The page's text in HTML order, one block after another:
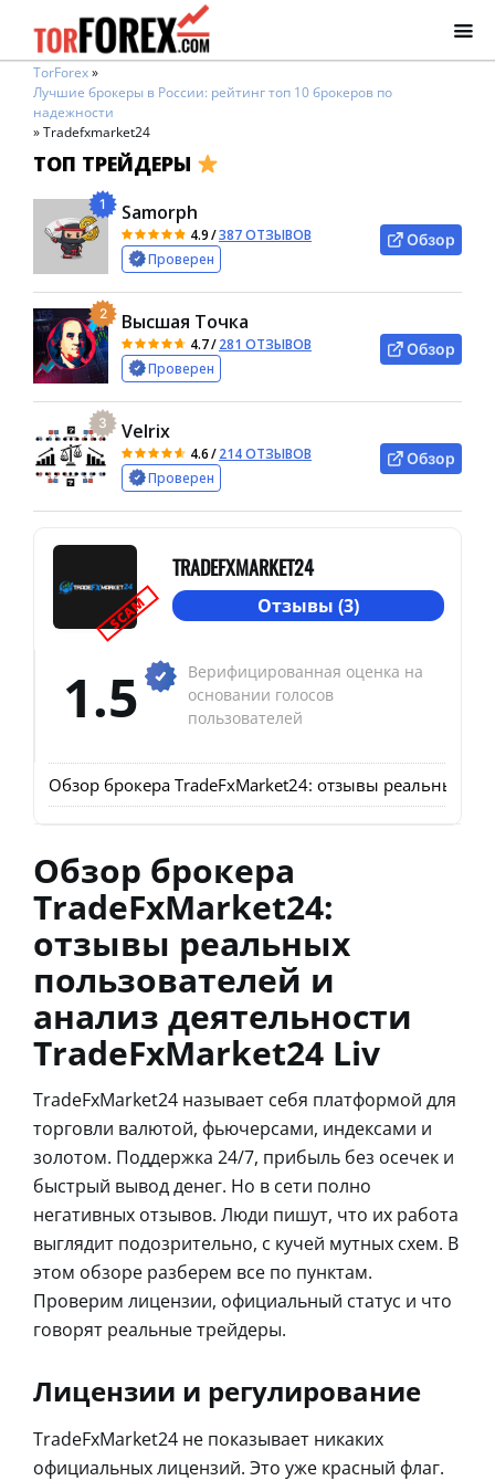
TorForex»
Лучшие брокеры в России: рейтинг топ 10 брокеров по
надежности
»Tradefxmarket24
ТОП ТРЕЙДЕРЫ
1 Samorph
4.9/387 ОТЗЫВОВ
Проверен
Обзор
2 Высшая Точка
4.7/281 ОТЗЫВОВ
Проверен
Обзор
3 Velrix
4.6/214 ОТЗЫВОВ
Проверен
Обзор
SCAM
TRADEFXMARKET24
Отзывы (3)
1.5
Верифицированная оценка на
основании голосов
пользователей
Обзор брокера TradeFxMarket24: отзывы реальных
Обзор брокера
TradeFxMarket24:
отзывы реальных
пользователей и
анализ деятельности
TradeFxMarket24 Liv
TradeFxMarket24 называет себя платформой для
торговли валютой, фьючерсами, индексами и
золотом. Поддержка 24/7, прибыль без осечек и
быстрый вывод денег. Но в сети полно
негативных отзывов. Люди пишут, что их работа
выглядит подозрительно, с кучей мутных схем. В
этом обзоре разберем все по пунктам.
Проверим лицензии, официальный статус и что
говорят реальные трейдеры.
Лицензии и регулирование
TradeFxMarket24 не показывает никаких
официальных лицензий. Это уже красный флаг.